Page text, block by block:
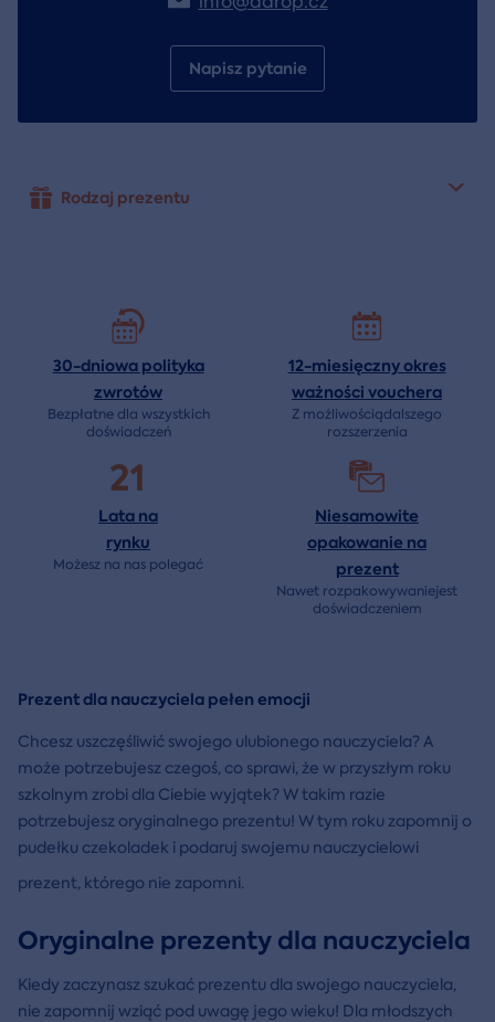
Napisz pytanie
Rodzaj prezentu
30-dniowa polityka
zwrotów
Bezpłatne dla wszystkich
doświadczeń
12-miesięczny okres
ważności vouchera
Z możliwościądalszego
rozszerzenia
21
Lata na
rynku
Możesz na nas polegać
Niesamowite
opakowanie na
prezent
Nawet rozpakowywaniejest
doświadczeniem
Prezent dla nauczyciela pełen emocji
Chcesz uszczęśliwić swojego ulubionego nauczyciela? A
może potrzebujesz czegoś, co sprawi, że w przyszłym roku
szkolnym zrobi dla Ciebie wyjątek? W takim razie
potrzebujesz oryginalnego prezentu! W tym roku zapomnij o
pudełku czekoladek i podaruj swojemu nauczycielowi
prezent, którego nie zapomni.
Oryginalne prezenty dla nauczyciela
Kiedy zaczynasz szukać prezentu dla swojego nauczyciela,
nie zapomnij wziąć pod uwagę jego wieku! Dla młodszych